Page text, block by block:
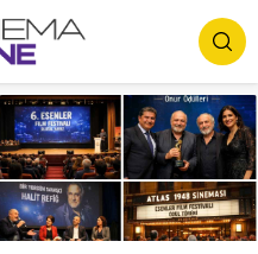
Sinemanın Tarihçesi Hakkında